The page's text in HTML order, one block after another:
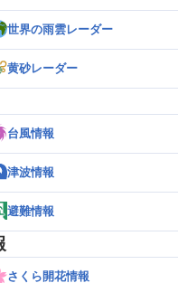
世界の雨雲レーダー
黄砂レーダー
台風情報
津波情報
避難情報
さくら開花情報